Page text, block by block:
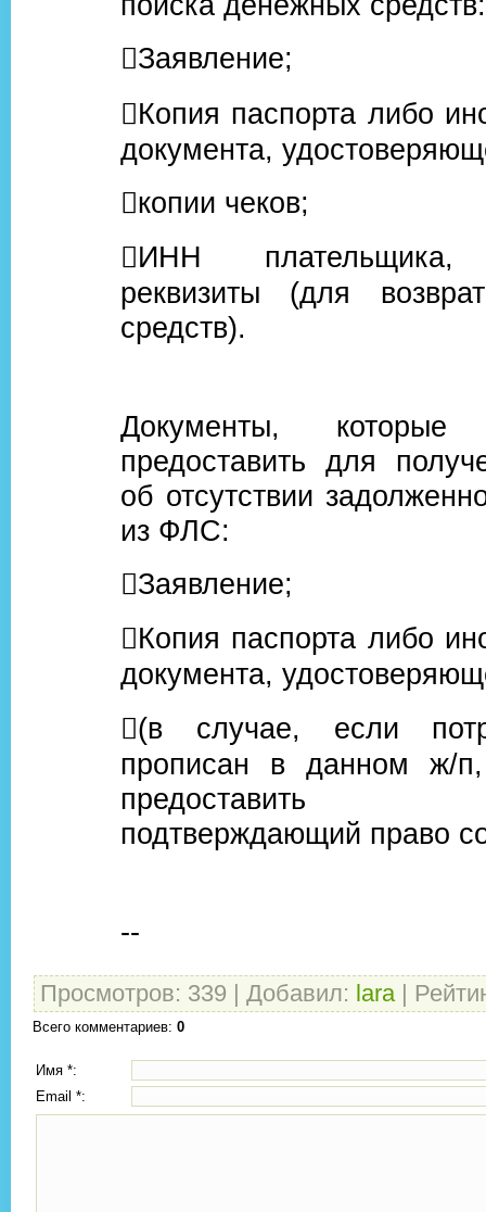
Заявление;
Копия паспорта либо
документа,
копии чеков;
ИНН плательщика,
реквизиты (для
средств).
Документы, которые
предоставить для
об отсутствии
из ФЛС:
Заявление;
Копия паспорта либо
документа,
(в случае, если
прописан в данном ж/
предоставить
подтверждающий право
--
Просмотров: 339 Добавил: lara
Всего комментариев: 0
Имя *:
Email *: